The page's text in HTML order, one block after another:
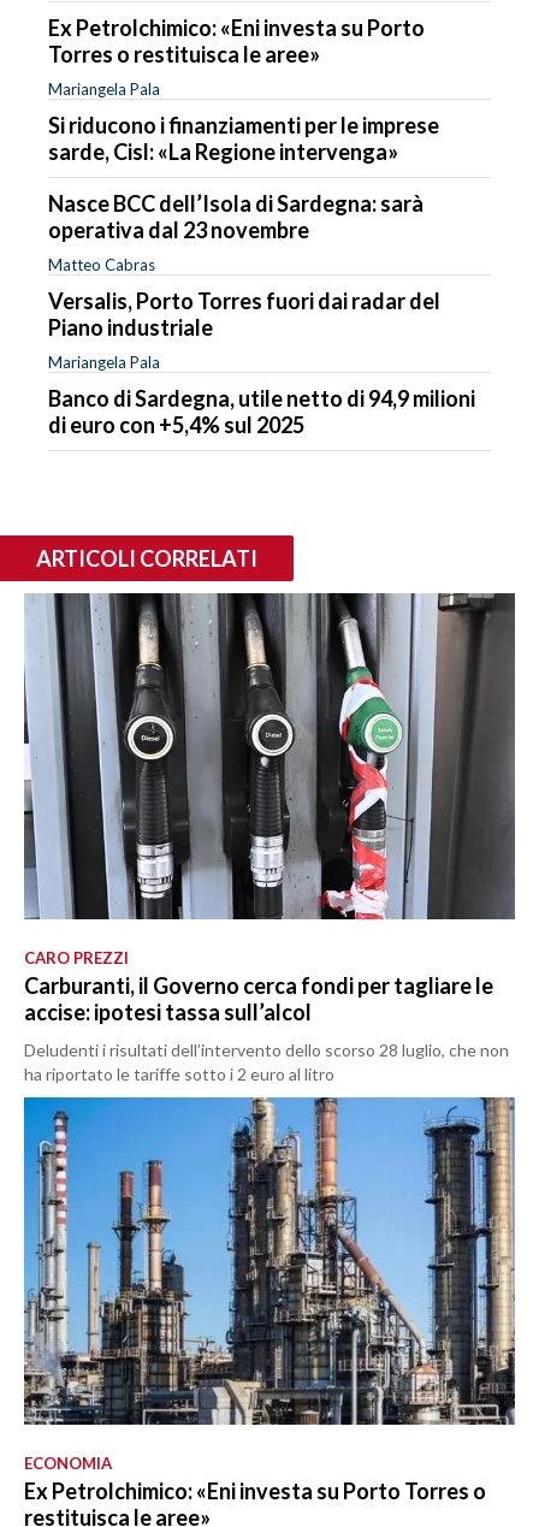
Ex Petrolchimico: «Eni investa su Porto
Torres o restituisca le aree»
Mariangela Pala
Si riducono i finanziamenti per le imprese
sarde, Cisl: «La Regione intervenga»
Nasce BCC dell’Isola di Sardegna: sarà
operativa dal 23 novembre
Matteo Cabras
Versalis, Porto Torres fuori dai radar del
Piano industriale
Mariangela Pala
Banco di Sardegna, utile netto di 94,9 milioni
di euro con +5,4% sul 2025
ARTICOLI CORRELATI
CARO PREZZI
Carburanti, il Governo cerca fondi per tagliare le
accise: ipotesi tassa sull’alcol
Deludenti i risultati dell’intervento dello scorso 28 luglio, che non
ha riportato le tariffe sotto i 2 euro al litro
ECONOMIA
Ex Petrolchimico: «Eni investa su Porto Torres o
restituisca le aree»